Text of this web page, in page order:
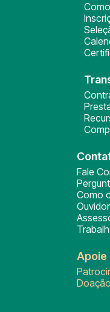
Fale
Como
Apoie